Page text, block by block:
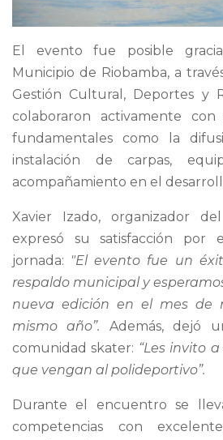
El evento fue posible
Municipio de Riobamba, a
Gestión Cultural, Deportes y
colaboraron activamente con
fundamentales como la
instalación de carpas,
acompañamiento en el
Xavier Izado, organizador
expresó su satisfacción por
jornada: "El evento fue un
respaldo municipal y
nueva edición en el mes de
mismo año”. Además, dejó
comunidad skater: “Les invito
que vengan al polideportivo”.
Durante el encuentro se
competencias con